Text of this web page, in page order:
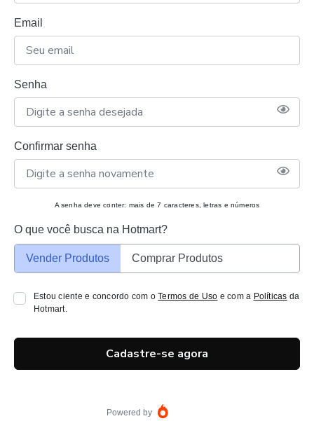
Email
Senha
Confirmar senha
A senha deve conter: mais de 7 caracteres, letras e números
O que você busca na Hotmart?
Vender Produtos Comprar Produtos
Estou ciente e concordo com oTermos de Uso e com a Políticas da
Hotmart.
Cadastre-se agora
Powered by